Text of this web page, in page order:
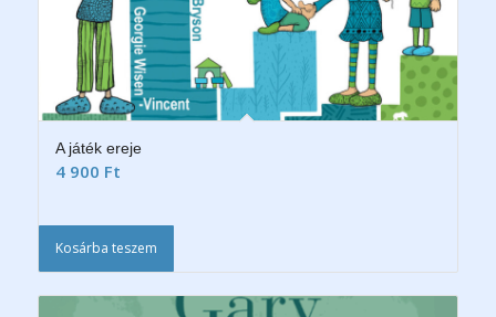
A játék ereje
4 900 Ft
Kosárba teszem